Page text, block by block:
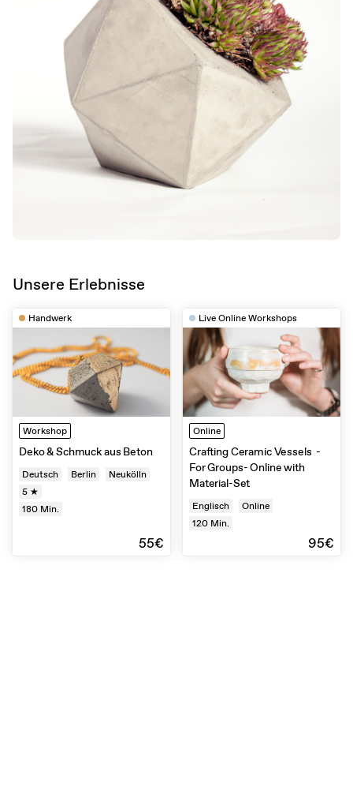
Unsere Erlebnisse
Handwerk
Workshop
Deko & Schmuck aus Beton
Deutsch Berlin
Neukölln
5 ★
180 Min.
55€
Live Online Workshops
Online
Crafting Ceramic Vessels -
For Groups- Online with
Material-Set
Englisch
Online
120 Min.
95€